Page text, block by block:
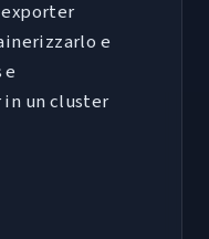
e
un cluster